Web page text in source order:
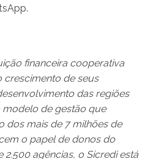
financeira cooperativa
de seus
das regiões
modelo de gestão que
dos mais de 7 milhões de
o papel de donos do
2.500 agências, o Sicredi está